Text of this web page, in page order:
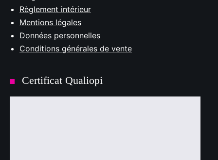
Règlement intérieur
Mentions légales
Données personnelles
Conditions générales de vente
Certificat Qualiopi